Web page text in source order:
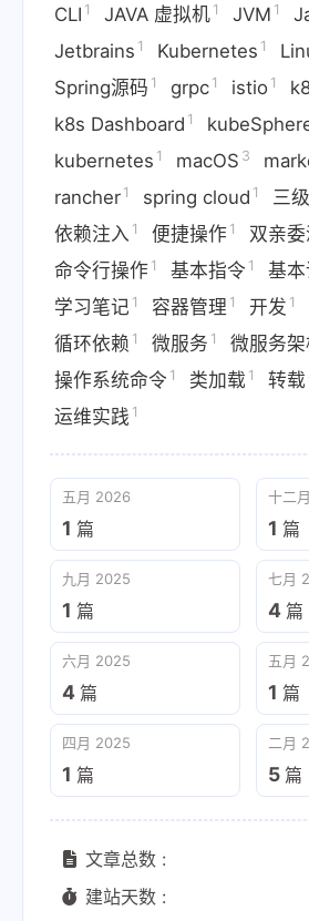
CLI 1 JAVA 虚拟机 1 JVM 1
Jetbrains 1 Kubernetes 1
Spring源码 1 grpc 1 istio 1
k8s Dashboard 1
kubernetes 1 macOS 3
rancher 1 spring cloud 1 三
依赖注入 1 便捷操作 1 双亲委
命令行操作 1 基本指令 1 基
学习笔记 1 容器管理 1 开发 1
循环依赖 1 微服务 1 微服务架
操作系统命令 1 类加载 1 转载
运维实践 1
五月 2026
1 篇
十二
1 篇
九月 2025
1 篇
七月
4 篇
六月 2025
4 篇
五月
1 篇
四月 2025
1 篇
二月
5 篇
文章总数 :
建站天数 :